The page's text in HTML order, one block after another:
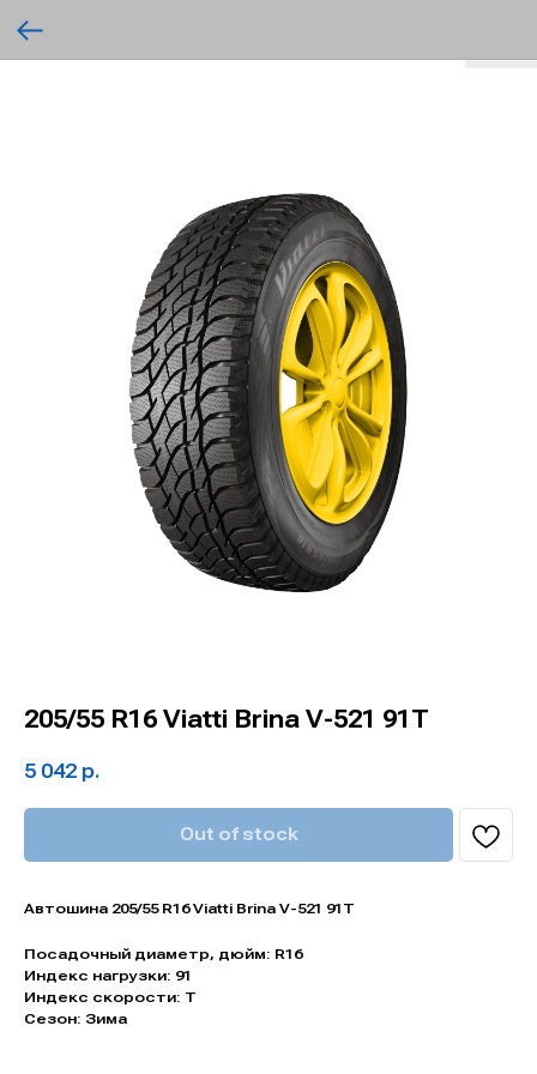
205/55 R16 Viatti Brina V-521 91T
5 042 р.
Out of stock
Автошина 205/55 R16 Viatti Brina V-521 91T
Посадочный диаметр, дюйм: R16
Индекс нагрузки: 91
Индекс скорости: T
Сезон: Зима